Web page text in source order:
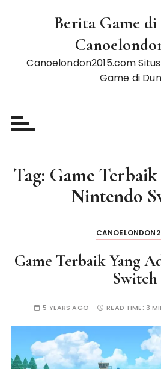
Berita Game
Canoelondon2015.com
Game di
Tag: Game
Nintendo
Game Terbaik Yang
Switch
5 YEARS AGO READ TIME: 3